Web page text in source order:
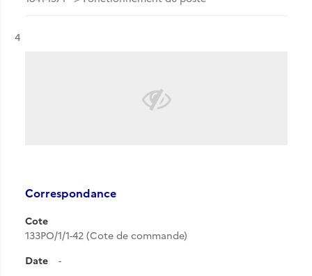
Résultat n°
4
Correspondance
Cote
133PO/1/1-42 (Cote de commande)
Date
-